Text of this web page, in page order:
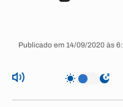
Publicado em 14/09/2020 às